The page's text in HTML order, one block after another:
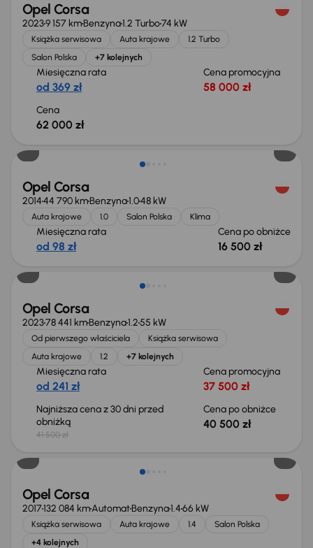
Opel Corsa
20239 157 kmBenzyna1.2 Turbo74 kW
Książka serwisowa Auta krajowe
1.2 Turbo
Salon Polska
+7 kolejnych
Miesięczna rata
od 369 zł
Cena promocyjna
58 000 zł
Cena
62 000 zł
Taniej o 500 zł
Opel Corsa
201444 790 kmBenzyna1.048 kW
Auta krajowe 1.0 Salon Polska Klima
Miesięczna rata
od 98 zł
Cena po obniżce
16 500 zł
Taniej o 1 000 zł
Opel Corsa
202378 441 kmBenzyna1.255 kW
Od pierwszego właściciela
Książka serwisowa
Auta krajowe
1.2 +7 kolejnych
Miesięczna rata
od 241 zł
Cena promocyjna
37 500 zł
Najniższa cena z 30 dni przed
obniżką
41 500 zł
Cena po obniżce
40 500 zł
Opel Corsa
2017132 084 kmAutomatBenzyna1.466 kW
Książka serwisowa Auta krajowe 1.4
Salon Polska
+4 kolejnych